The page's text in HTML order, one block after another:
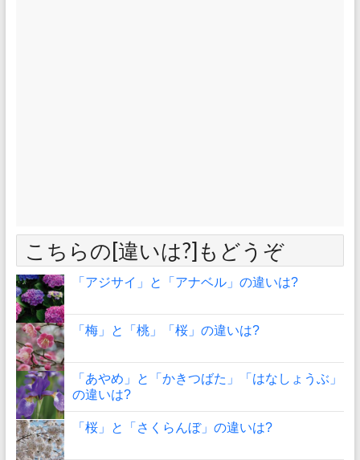
こちらの[違いは?]もどうぞ
「アジサイ」と「アナベル」の違いは?
「梅」と「桃」「桜」の違いは?
「あやめ」と「かきつばた」「はなしょうぶ」
の違いは?
「桜」と「さくらんぼ」の違いは?